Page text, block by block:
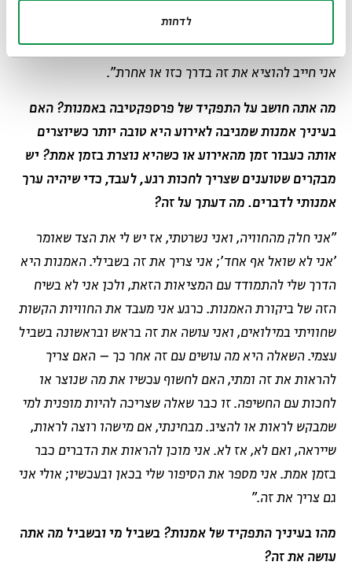
לדחות
את המעבר שלי ליצירה ריאליסטית במצבים כאלה. בתקופה
שהייתי חובש, הייתי מצייר את כל הזוועות שראיתי. אנשים
אני חייב להוציא את זה בדרך כזו או אחרת".
מה אתה חושב על התפקיד של פרספקטיבה באמנות? האם
בעיניך אמנות שמגיבה לאירוע היא טובה יותר כשיוצרים
אותה כעבור זמן מהאירוע או כשהיא נוצרת בזמן אמת? יש
מבקרים שטוענים שצריך לחכות רגע, לעבד, כדי שיהיה ערך
אמנותי לדברים. מה דעתך על זה?
"אני חלק מהחוויה, ואני נשרטתי, אז יש לי את הצד שאומר
'אני לא שואל אף אחד'; אני צריך את זה בשבילי. האמנות היא
הדרך שלי להתמודד עם המציאות הזאת, ולכן אני לא בשיח
הזה של ביקורת האמנות. כרגע אני מעבד את החוויות הקשות
שחוויתי במילואים, ואני עושה את זה בראש ובראשונה בשביל
עצמי. השאלה היא מה עושים עם זה אחר כך – האם צריך
להראות את זה ומתי, האם לחשוף עכשיו את מה שנוצר או
לחכות עם החשיפה. זו כבר שאלה שצריכה להיות מופנית למי
שמבקש לראות או להציג. מבחינתי, אם מישהו רוצה לראות,
שייראה, ואם לא, אז לא. אני מוכן להראות את הדברים כבר
בזמן אמת. אני מספר את הסיפור שלי בכאן ובעכשיו; אולי אני
גם צריך את זה."
מהו בעיניך התפקיד של אמנות? בשביל מי ובשביל מה אתה
עושה את זה?